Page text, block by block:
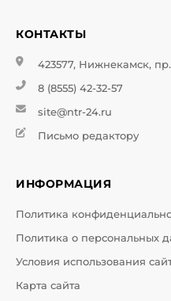
КОНТАКТЫ
423577, Нижнекамск,
8 (8555) 42-32-57
site@ntr-24.ru
Письмо редактору
ИНФОРМАЦИЯ
Политика
Политика о персональных
Условия использования
Карта сайта